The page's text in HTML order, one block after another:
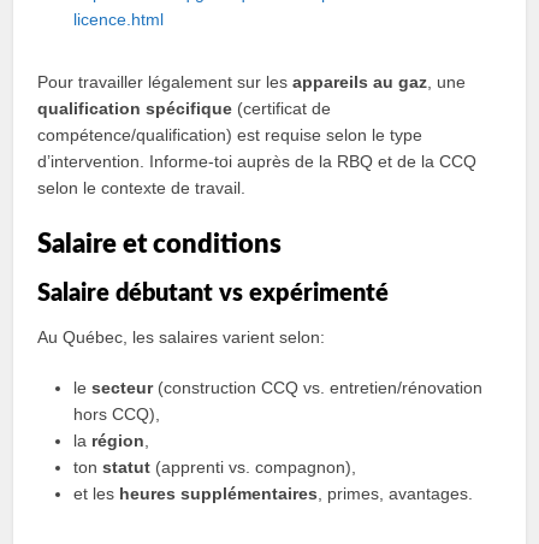
licence.html
Pour travailler légalement sur lesappareils au gaz , une
qualification spécifique (certificat de
compétence/qualification) est requise selon le type
d’intervention. Informe-toi auprès de la RBQ et de la CCQ
selon le contexte de travail.
Salaire et conditions
Salaire débutant vs expérimenté
Au Québec, les salaires varient selon:
lesecteur(construction CCQ vs. entretien/rénovation
hors CCQ),
la région
tonstatut (apprenti vs. compagnon),
et les heures supplémentaires , primes, avantages.